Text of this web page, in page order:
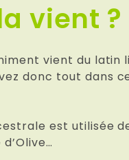
vient ?
vient du latin
donc tout dans
est utilisée